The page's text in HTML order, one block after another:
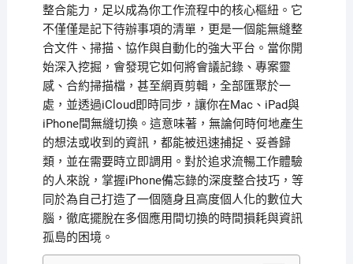
整合能力，足以成為你工作流程中的核心樞紐。它
不僅僅是記下待辦事項的清單，更是一個能無縫整
合文件、掃描、協作與自動化的強大平台。當你開
始深入挖掘，會發現它如何將會議記錄、專案靈
感、合約掃描檔，甚至網頁剪輯，全部匯聚於一
處，並透過iCloud即時同步，讓你在Mac、iPad與
iPhone間無縫切換。這意味著，無論何時何地產生
的想法或收到的資訊，都能被迅速捕捉、妥善歸
類，並在需要時立即調用。對於追求流暢工作體驗
的人來說，掌握iPhone備忘錄的深度整合技巧，等
同於為自己打造了一個隨身且高度個人化的數位大
腦，徹底擺脫在多個應用間切換的時間損耗與資訊
孤島的困境。